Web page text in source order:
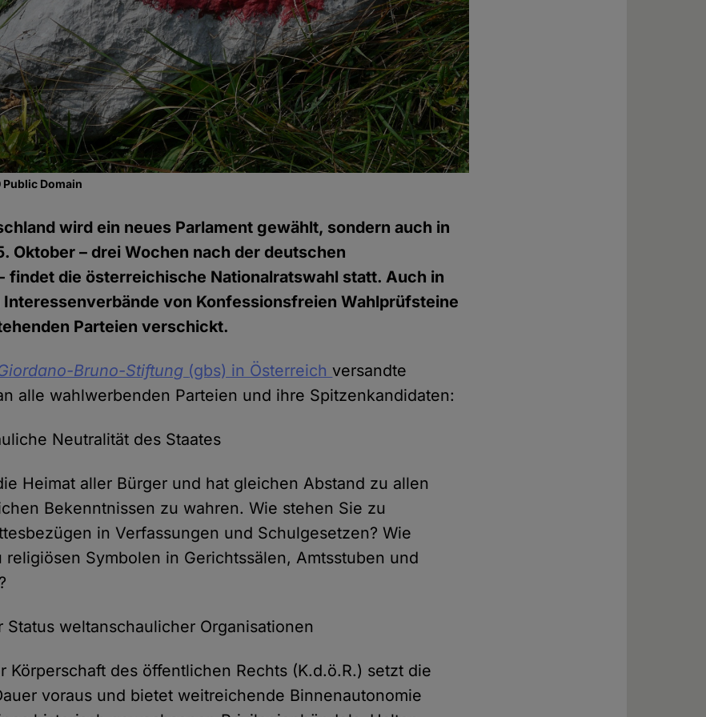
Public Domain
wird ein neues Parlament gewählt, sondern auch in
Oktober – drei Wochen nach der deutschen
findet die österreichische Nationalratswahl statt. Auch in
von Konfessionsfreien Wahlprüfsteine
Parteien verschickt.
Bruno-Stiftung (gbs) in Österreichversandte
alle wahlwerbenden Parteien und ihre Spitzenkandidaten:
Neutralität des Staates
Heimat aller Bürger und hat gleichen Abstand zu allen
Bekenntnissen zu wahren. Wie stehen Sie zu
in Verfassungen und Schulgesetzen? Wie
religiösen Symbolen in Gerichtssälen, Amtsstuben und
Status weltanschaulicher Organisationen
Körperschaft des öffentlichen Rechts (K.d.ö.R.) setzt die
voraus und bietet weitreichende Binnenautonomie